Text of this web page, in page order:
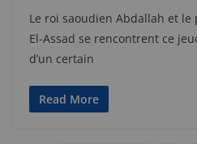
Le roi saoudien Abdallah et
El-Assad se rencontrent ce
d’un certain
Read More